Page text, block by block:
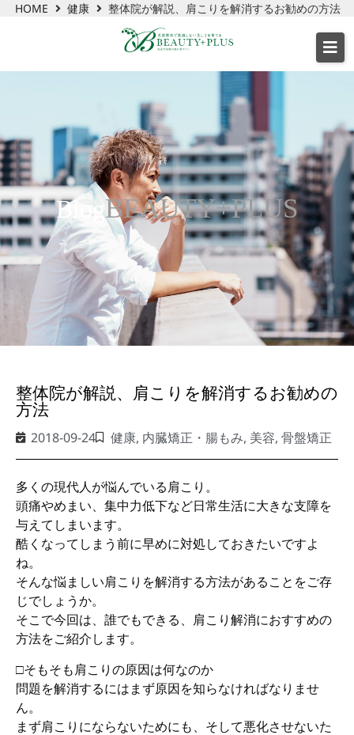
HOME 健康 整体院が解説、肩こりを解消するお勧めの方法
BlogBEAUTY+PLUS
整体院が解説、肩こりを解消するお勧めの
方法
2018-09-24 健康, 内臓矯正・腸もみ, 美容, 骨盤矯正
多くの現代人が悩んでいる肩こり。
頭痛やめまい、集中力低下など日常生活に大きな支障を
与えてしまいます。
酷くなってしまう前に早めに対処しておきたいですよ
ね。
そんな悩ましい肩こりを解消する方法があることをご存
じでしょうか。
そこで今回は、誰でもできる、肩こり解消におすすめの
方法をご紹介します。
□そもそも肩こりの原因は何なのか
問題を解消するにはまず原因を知らなければなりませ
ん。
まず肩こりにならないためにも、そして悪化させないた